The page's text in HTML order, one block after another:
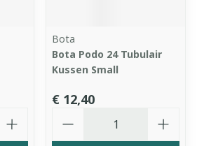
Bota
Bota Podo 24 Tubulair
Kussen Small
€ 12,40